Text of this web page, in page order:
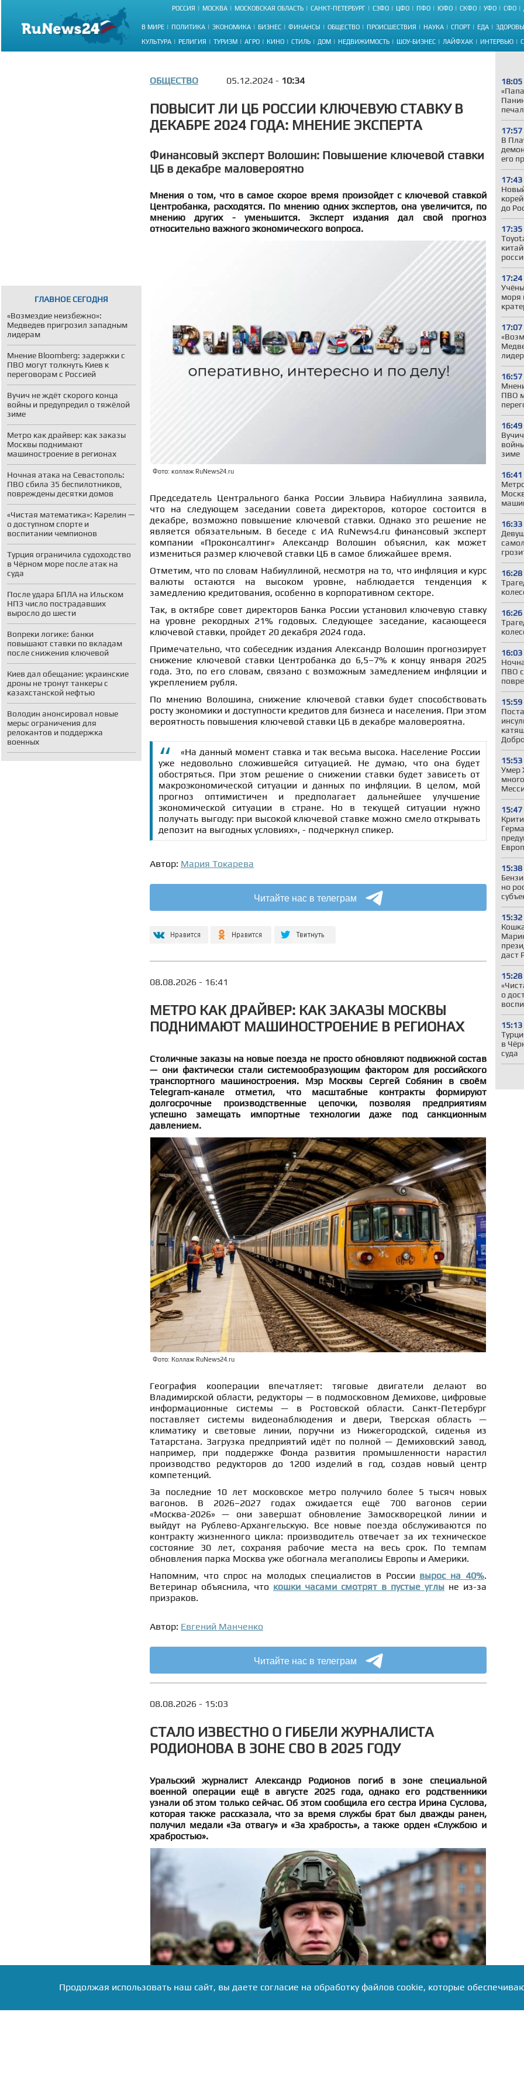
РОССИЯ МОСКВА МОСКОВСКАЯ ОБЛАСТЬ САНКТ-ПЕТЕРБУРГ СЗФО ЦФО ПФО ЮФО СКФО УФО СФО
В МИРЕ ПОЛИТИКА ЭКОНОМИКА БИЗНЕС ФИНАНСЫ ОБЩЕСТВО ПРОИСШЕСТВИЯ НАУКА СПОРТ ЕДА
КУЛЬТУРА РЕЛИГИЯ ТУРИЗМ АГРО КИНО СТИЛЬ ДОМ НЕДВИЖИМОСТЬ ШОУ-БИЗНЕС ЛАЙФХАК ИНТЕРВЬЮ
ГЛАВНОЕ СЕГОДНЯ
«Возмездие неизбежно»:
Медведев пригрозил западным
лидерам
Мнение Bloomberg: задержки с
ПВО могут толкнуть Киев к
переговорам с Россией
Вучич не ждёт скорого конца
войны и предупредил о тяжёлой
зиме
Метро как драйвер: как заказы
Москвы поднимают
машиностроение в регионах
Ночная атака на Севастополь:
ПВО сбила 35 беспилотников,
повреждены десятки домов
«Чистая математика»: Карелин —
о доступном спорте и
воспитании чемпионов
Турция ограничила судоходство
в Чёрном море после атак на
суда
После удара БПЛА на Ильском
НПЗ число пострадавших
выросло до шести
Вопреки логике: банки
повышают ставки по вкладам
после снижения ключевой
Киев дал обещание: украинские
дроны не тронут танкеры с
казахстанской нефтью
Володин анонсировал новые
меры: ограничения для
релокантов и поддержка
военных
18:05
17:57
В
его
17:43
до
17:35
17:24
моря
17:07
16:57
ПВО
16:49
зиме
16:41
16:33
16:28
16:26
16:03
ПВО
15:59
15:53
Умер
15:47
15:38
но
15:32
даст
15:28
о
15:13
в
суда
ОБЩЕСТВО 05.12.2024 - 10:34
ПОВЫСИТ ЛИ ЦБ РОССИИ КЛЮЧЕВУЮ СТАВКУ В
ДЕКАБРЕ 2024 ГОДА: МНЕНИЕ ЭКСПЕРТА
Финансовый эксперт Волошин: Повышение ключевой ставки
ЦБ в декабре маловероятно
Мнения о том, что в самое скорое время произойдет с ключевой ставкой
Центробанка, расходятся. По мнению одних экспертов, она увеличится, по
мнению других - уменьшится. Эксперт издания дал свой прогноз
относительно важного экономического вопроса.
Фото: коллаж RuNews24.ru
Председатель Центрального банка России Эльвира Набиуллина заявила,
что на следующем заседании совета директоров, которое состоится в
декабре, возможно повышение ключевой ставки. Однако это решение не
является обязательным. В беседе с ИА RuNews4.ru финансовый эксперт
компании «Проконсалтинг» Александр Волошин объяснил, как может
измениться размер ключевой ставки ЦБ в самое ближайшее время.
Отметим, что по словам Набиуллиной, несмотря на то, что инфляция и курс
валюты остаются на высоком уровне, наблюдается тенденция к
замедлению кредитования, особенно в корпоративном секторе.
Так, в октябре совет директоров Банка России установил ключевую ставку
на уровне рекордных 21% годовых. Следующее заседание, касающееся
ключевой ставки, пройдет 20 декабря 2024 года.
Примечательно, что собеседник издания Александр Волошин прогнозирует
снижение ключевой ставки Центробанка до 6,5–7% к концу января 2025
года. Это, по его словам, связано с возможным замедлением инфляции и
укреплением рубля.
По мнению Волошина, снижение ключевой ставки будет способствовать
росту экономики и доступности кредитов для бизнеса и населения. При этом
вероятность повышения ключевой ставки ЦБ в декабре маловероятна.
«На данный момент ставка и так весьма высока. Население России
уже недовольно сложившейся ситуацией. Не думаю, что она будет
обостряться. При этом решение о снижении ставки будет зависеть от
макроэкономической ситуации и данных по инфляции. В целом, мой
прогноз оптимистичен и предполагает дальнейшее улучшение
экономической ситуации в стране. Но в текущей ситуации нужно
получать выгоду: при высокой ключевой ставке можно смело открывать
депозит на выгодных условиях», - подчеркнул спикер.
Автор: Мария Токарева
Читайте нас в телеграм
08.08.2026 - 16:41
МЕТРО КАК ДРАЙВЕР: КАК ЗАКАЗЫ МОСКВЫ
ПОДНИМАЮТ МАШИНОСТРОЕНИЕ В РЕГИОНАХ
Столичные заказы на новые поезда не просто обновляют подвижной состав
— они фактически стали системообразующим фактором для российского
транспортного машиностроения. Мэр Москвы Сергей Собянин в своём
Telegram-канале отметил, что масштабные контракты формируют
долгосрочные производственные цепочки, позволяя предприятиям
успешно замещать импортные технологии даже под санкционным
давлением.
Фото: Коллаж RuNews24.ru
География кооперации впечатляет: тяговые двигатели делают во
Владимирской области, редукторы — в подмосковном Демихове, цифровые
информационные системы — в Ростовской области. Санкт-Петербург
поставляет системы видеонаблюдения и двери, Тверская область —
климатику и световые линии, поручни из Нижегородской, сиденья из
Татарстана. Загрузка предприятий идёт по полной — Демиховский завод,
например, при поддержке Фонда развития промышленности нарастил
производство редукторов до 1200 изделий в год, создав новый центр
компетенций.
За последние 10 лет московское метро получило более 5 тысяч новых
вагонов. В 2026–2027 годах ожидается ещё 700 вагонов серии
«Москва-2026» — они завершат обновление Замоскворецкой линии и
выйдут на Рублево-Архангельскую. Все новые поезда обслуживаются по
контракту жизненного цикла: производитель отвечает за их техническое
состояние 30 лет, сохраняя рабочие места на весь срок. По темпам
обновления парка Москва уже обогнала мегаполисы Европы и Америки.
Напомним, что спрос на молодых специалистов в России вырос на 40%.
Ветеринар объяснила, что кошки часами смотрят в пустые углы не из-за
призраков.
Автор: Евгений Манченко
Читайте нас в телеграм
08.08.2026 - 15:03
СТАЛО ИЗВЕСТНО О ГИБЕЛИ ЖУРНАЛИСТА
РОДИОНОВА В ЗОНЕ СВО В 2025 ГОДУ
Уральский журналист Александр Родионов погиб в зоне специальной
военной операции ещё в августе 2025 года, однако его родственники
узнали об этом только сейчас. Об этом сообщила его сестра Ирина Суслова,
которая также рассказала, что за время службы брат был дважды ранен,
получил медали «За отвагу» и «За храбрость», а также орден «Службою и
храбростью».
Продолжая использовать наш сайт, вы даете согласие на обработку файлов cookie, которые